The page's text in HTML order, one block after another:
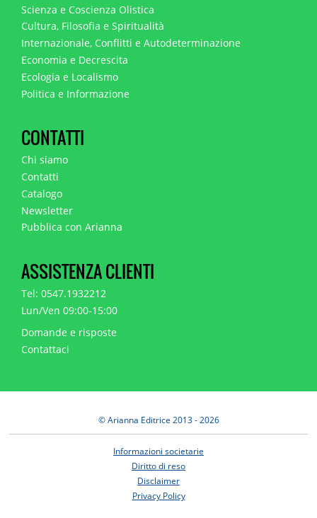
Scienza e Coscienza Olistica
Cultura, Filosofia e Spiritualità
Internazionale, Conflitti e Autodeterminazione
Economia e Decrescita
Ecologia e Localismo
Politica e Informazione
CONTATTI
Chi siamo
Contatti
Catalogo
Newsletter
Pubblica con Arianna
ASSISTENZA CLIENTI
Tel: 0547.1932212
Lun/Ven 09:00-15:00
Domande e risposte
Contattaci
© Arianna Editrice 2013 - 2026
Informazioni societarie
Diritto di reso
Disclaimer
Privacy Policy